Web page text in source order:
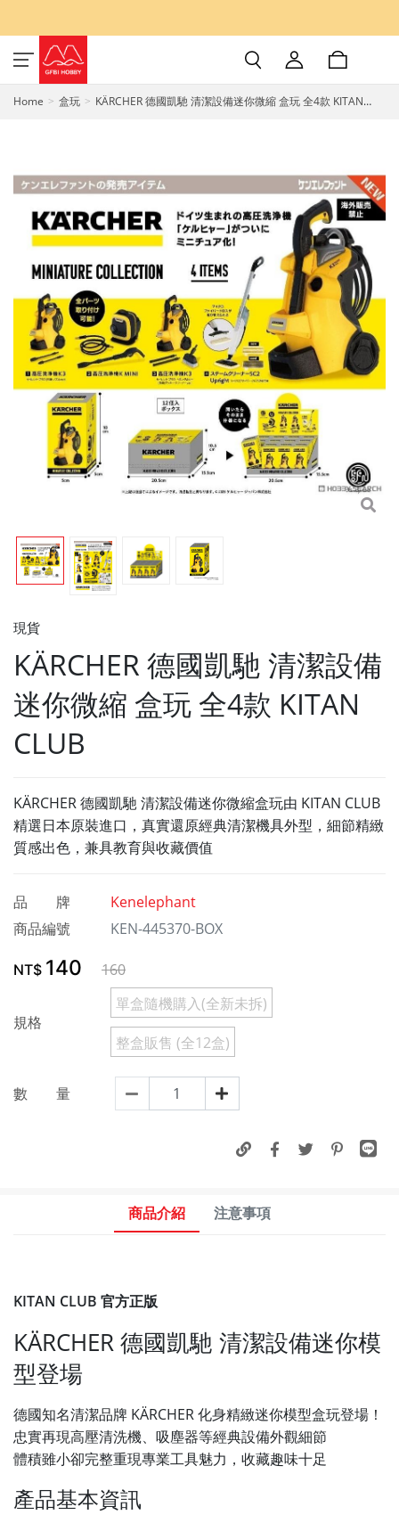
Home 盒玩
KÄRCHER 德國凱馳 清潔設備迷你微縮 盒玩 全4款 KITAN
現貨
KÄRCHER 德國凱馳 清潔設備
迷你微縮 盒玩 全4款 KITAN
CLUB
KÄRCHER 德國凱馳 清潔設備迷你微縮盒玩由 KITAN CLUB
精選日本原裝進口，真實還原經典清潔機具外型，細節精緻
質感出色，兼具教育與收藏價值
品 牌
Kenelephant
商品編號
KEN-445370-BOX
NT$ 140 160
規格
單盒隨機購入(全新未拆)
整盒販售 (全12盒)
數 量
商品介紹 注意事項
KITAN CLUB 官方正版
KÄRCHER 德國凱馳 清潔設備迷你模
型登場
德國知名清潔品牌 KÄRCHER 化身精緻迷你模型盒玩登場！
忠實再現高壓清洗機、吸塵器等經典設備外觀細節
體積雖小卻完整重現專業工具魅力，收藏趣味十足
產品基本資訊